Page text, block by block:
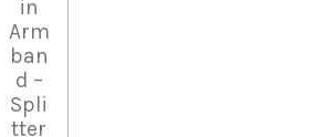
in
Arm
ban
d –
Spli
tter